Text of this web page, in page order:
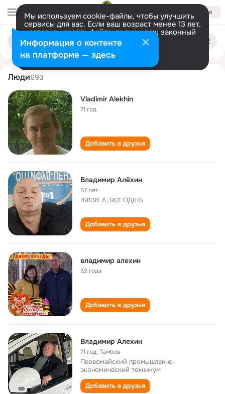
Войти
Мы используем cookie-файлы, чтобы улучшить
сервисы для вас. Если ваш возраст менее 13 лет,
настроить cookie-файлы должен ваш законный
представитель. Больше информации
Разрешить все Настроить
Поиск
людям
vladimir alekhin
Люди693
Vladimir Alekhin
71 год
Добавить в друзья
Владимир Алёхин
57 лет
49138-А, 901 ОДШБ
Добавить в друзья
владимир алехин
52 года
Добавить в друзья
Владимир Алехин
71 год,Тамбов
Первомайский промышленно-
экономический техникум
Добавить в друзья
Информация о контенте
на платформе — здесь